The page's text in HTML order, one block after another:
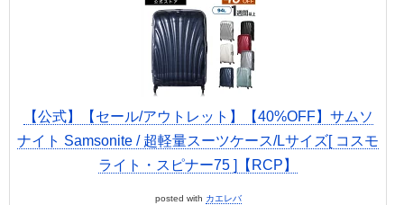
【公式】【セール/アウトレット】【40%OFF】サムソ
ナイト Samsonite / 超軽量スーツケース/Lサイズ[ コスモ
ライト・スピナー75 ]【RCP】
posted with カエレバ